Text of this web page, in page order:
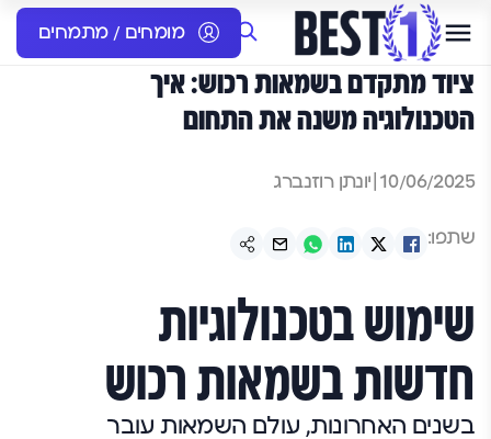
מומחים / מתמחים
ציוד מתקדם בשמאות רכוש: איך
הטכנולוגיה משנה את התחום
10/06/2025 יונתן רוזנברג
שתפו:
שימוש בטכנולוגיות
חדשות בשמאות רכוש
בשנים האחרונות, עולם השמאות עובר